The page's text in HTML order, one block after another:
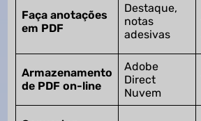
Faça anotações
em PDF
Destaque,
notas
adesivas
Armazenamento
de PDF on-line
Adobe
Direct
Nuvem